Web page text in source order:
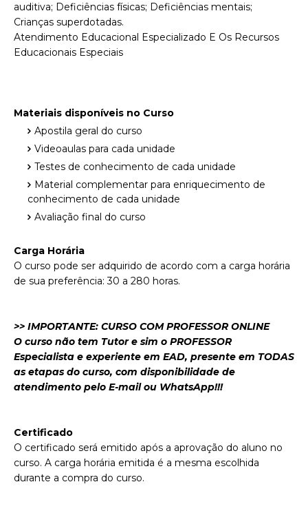
auditiva; Deficiências físicas; Deficiências mentais;
Crianças superdotadas.
Atendimento Educacional Especializado E Os Recursos
Educacionais Especiais
Materiais disponíveis no Curso
Apostila geral do curso
Videoaulas para cada unidade
Testes de conhecimento de cada unidade
Material complementar para enriquecimento de
conhecimento de cada unidade
Avaliação final do curso
Carga Horária
O curso pode ser adquirido de acordo com a carga horária
de sua preferência: 30 a 280 horas.
>> IMPORTANTE: CURSO COM PROFESSOR ONLINE
O curso não tem Tutor e sim o PROFESSOR
Especialista e experiente em EAD, presente em TODAS
as etapas do curso, com disponibilidade de
atendimento pelo E-mail ou WhatsApp!!!
Certificado
O certificado será emitido após a aprovação do aluno no
curso. A carga horária emitida é a mesma escolhida
durante a compra do curso.